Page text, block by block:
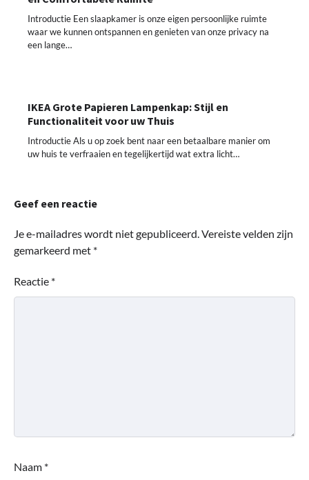
Introductie Een slaapkamer is onze eigen persoonlijke ruimte
waar we kunnen ontspannen en genieten van onze privacy na
een lange…
IKEA Grote Papieren Lampenkap: Stijl en
Functionaliteit voor uw Thuis
Introductie Als u op zoek bent naar een betaalbare manier om
uw huis te verfraaien en tegelijkertijd wat extra licht…
Geef een reactie
Je e-mailadres wordt niet gepubliceerd.Vereiste velden zijn
gemarkeerd met *
Reactie *
Naam *